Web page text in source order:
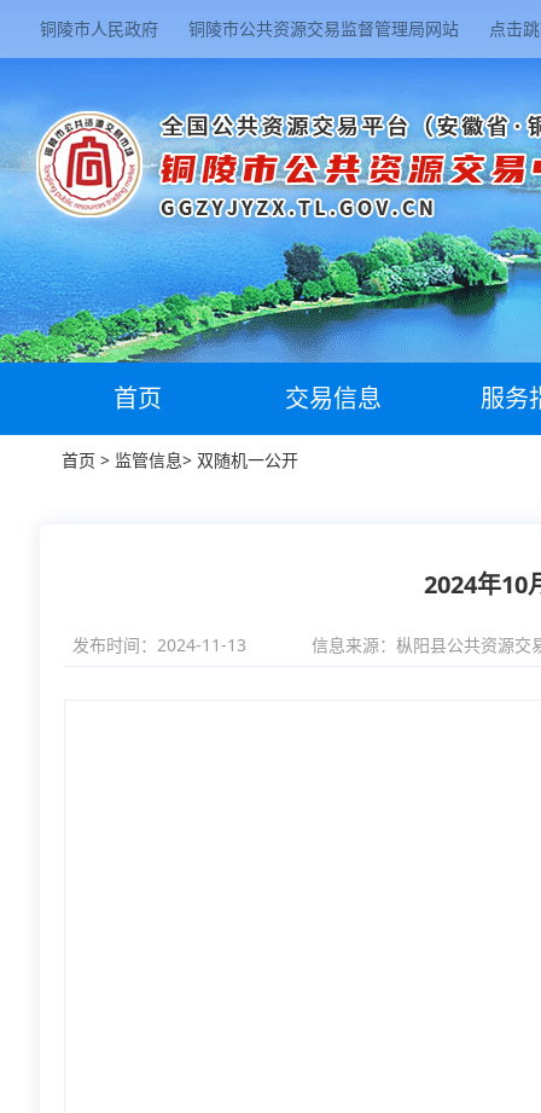
铜陵市人民政府 铜陵市公共资源交易监督管理局网站 点击
首页 交易信息 服务
首页 > 监管信息> 双随机一公开
2024年10
发布时间：2024-11-13 信息来源： 枞阳县公共资源交